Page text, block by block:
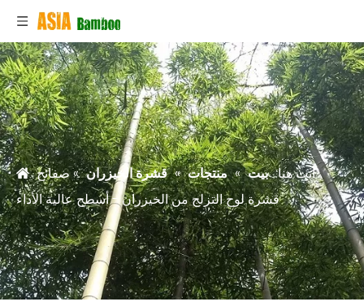
أنت هنا: بيت » منتجات » قشرة الخيزران »صفائح
قشرة لوح التزلج من الخيزران - أسطح عالية الأداء